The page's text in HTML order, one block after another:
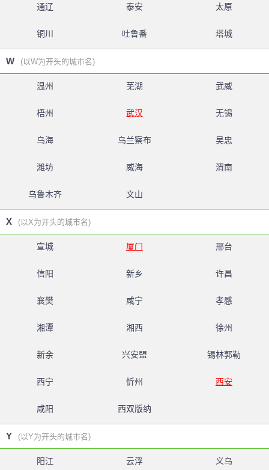
通辽 泰安 太原
铜川 吐鲁番 塔城
W (以W为开头的城市名)
温州 芜湖 武威
梧州 武汉 无锡
乌海 乌兰察布 吴忠
潍坊 威海 渭南
乌鲁木齐 文山
X (以X为开头的城市名)
宣城 厦门 邢台
信阳 新乡 许昌
襄樊 咸宁 孝感
湘潭 湘西 徐州
新余 兴安盟 锡林郭勒
西宁 忻州 西安
咸阳 西双版纳
Y (以Y为开头的城市名)
阳江 云浮 义乌